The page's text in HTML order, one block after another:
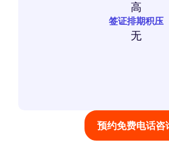
高
签证排期积压
无
预约免费电话咨